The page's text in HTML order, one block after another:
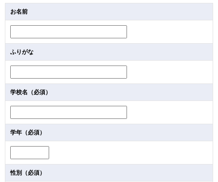
お名前
ふりがな
学校名（必須）
学年（必須）
性別（必須）